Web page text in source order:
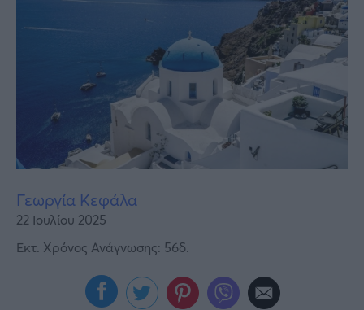
Καιρός
Γεωργία Κεφάλα
22 Ιουλίου 2025
Εκτ. Χρόνος Ανάγνωσης: 56δ.